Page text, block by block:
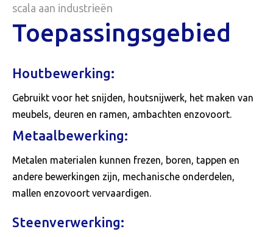
scala aan industrieën
Toepassingsgebied
Houtbewerking:
Gebruikt voor het snijden, houtsnijwerk, het maken van
meubels, deuren en ramen, ambachten enzovoort.
Metaalbewerking:
Metalen materialen kunnen frezen, boren, tappen en
andere bewerkingen zijn, mechanische onderdelen,
mallen enzovoort vervaardigen.
Steenverwerking: